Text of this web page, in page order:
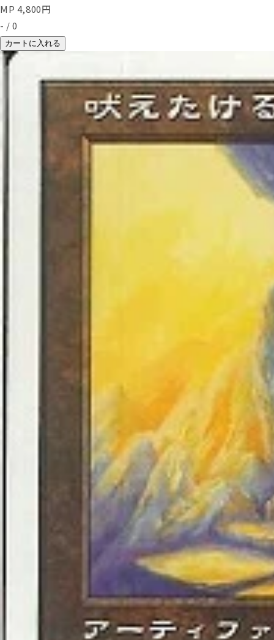
MP 4,800円
- / 0
カートに入れる